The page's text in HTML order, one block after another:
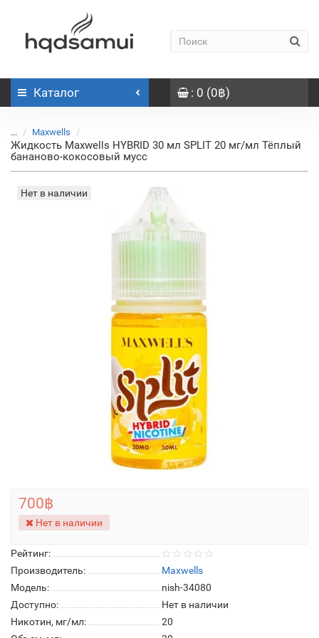
Каталог : 0 (0฿)
... Maxwells
Жидкость Maxwells HYBRID 30 мл SPLIT 20 мг/мл Тёплый
бананово-кокосовый мусс
Нет в наличии
Рейтинг:
Производитель:
Maxwells
Модель:
nish-34080
Доступно:
Нет в наличии
Никотин, мг/мл:
20
700฿
Нет в наличии